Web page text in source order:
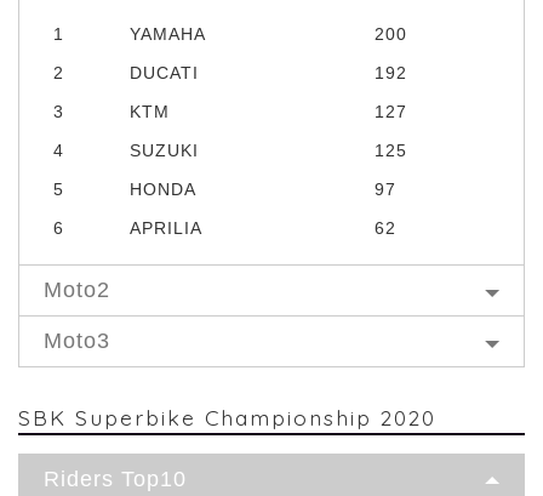
1 YAMAHA
200
2
DUCATI
192
3
KTM
127
4
SUZUKI
125
5
HONDA
97
6
APRILIA 62
Moto2
Moto3
SBK Superbike Championship 2020
Riders Top10